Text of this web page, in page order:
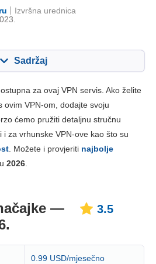
Izvršna urednica
Sadržaj
3.5
5.3
3.3
za ovaj VPN servis. Ako želite
ovim VPN-om, dodajte svoju
ćemo pružiti detaljnu stručnu
i za vrhunske VPN-ove kao što su
. Možete i provjeriti najbolje
u 2026.
—
3.5
0.99 USD/mjesečno